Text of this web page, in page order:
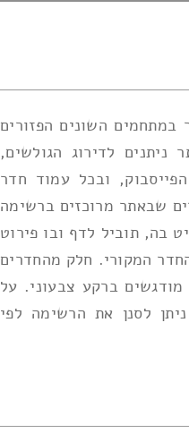
השונים הפזורים
לדירוג הגולשים,
ובכל עמוד חדר
שבאתר מרוכזים ברשימה
בה, תוביל לדף ובו פירוט
המקורי. חלק מהחדרים
ברקע צבעוני. על
לסנן את הרשימה לפי